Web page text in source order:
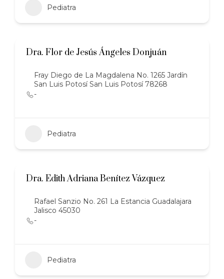
Pediatra
Dra. Flor de Jesús Ángeles Donjuán
Fray Diego de La Magdalena No. 1265 Jardín
San Luis Potosí San Luis Potosí 78268
-
Pediatra
Dra. Edith Adriana Benítez Vázquez
Rafael Sanzio No. 261 La Estancia Guadalajara
Jalisco 45030
-
Pediatra